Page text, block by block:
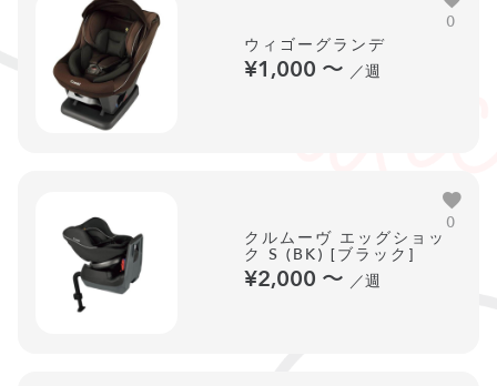
ウィゴーグランデ
¥1,000 〜 ／週
0
クルムーヴ エッグショッ
ク S (BK) [ブラック]
¥2,000 〜 ／週
0